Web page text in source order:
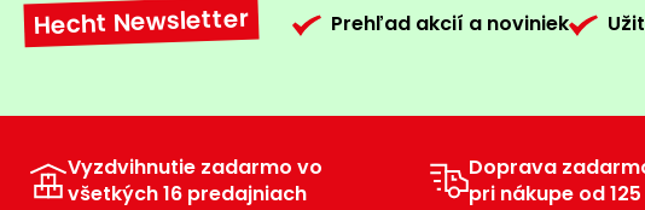
Hecht Newsletter Prehľad akcií a noviniek
Vyzdvihnutie zadarmo vo
všetkých 16 predajniach
Doprava
pri nákupe od